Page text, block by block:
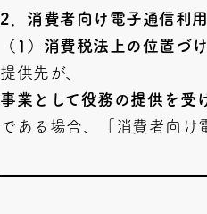
2 ．消費者向け電子通信利
（1）消費税法上の位置づけ
提供先が、
事業として役務の提供を受
である場合、「消費者向け